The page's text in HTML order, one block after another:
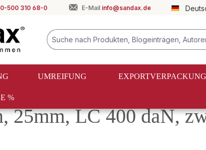
springen
500 310 68-0 E-Mail info@sandax.de
UMREIFUNG EXPORTVERPACKUNG
%
25mm, LC 400 daN,